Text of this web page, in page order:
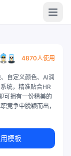
4870人使用
自定义颜色、AI润
统，精准贴合HR
可拥有一份精美的
竞争中脱颖而出，
模板